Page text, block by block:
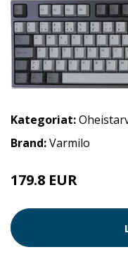
Kategoriat:
Brand:Varmilo
179.8 EUR